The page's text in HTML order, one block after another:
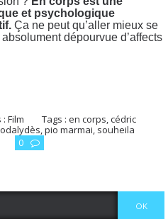
et psychologique
Ça ne peut qu’aller mieux se
dépourvue d’affects
:Film Tags :en corps,cédric
,pio marmai, souheila
0